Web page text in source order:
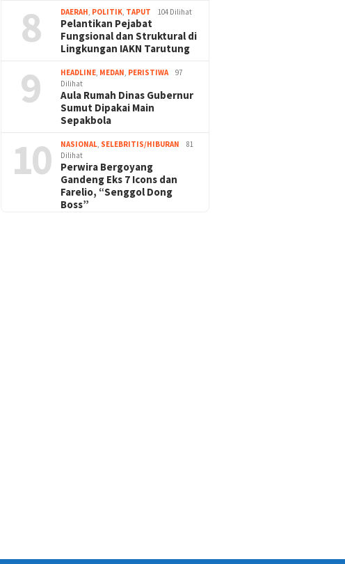
8 DAERAH, POLITIK, TAPUT 104 Dilihat
Pelantikan Pejabat
Fungsional dan Struktural di
Lingkungan IAKN Tarutung
9 HEADLINE, MEDAN, PERISTIWA
97
Dilihat
Aula Rumah Dinas Gubernur
Sumut Dipakai Main
Sepakbola
10 NASIONAL, SELEBRITIS/HIBURAN
81
Dilihat
Perwira Bergoyang
Gandeng Eks 7 Icons dan
Farelio, “Senggol Dong
Boss”